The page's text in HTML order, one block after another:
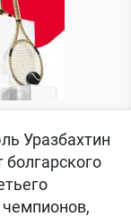
Уразбахтин